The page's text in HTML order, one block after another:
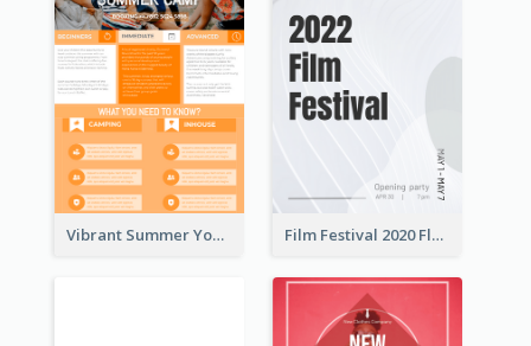
Vibrant Summer Youth Flyer Design Templates Film Festival 2020 Flyer